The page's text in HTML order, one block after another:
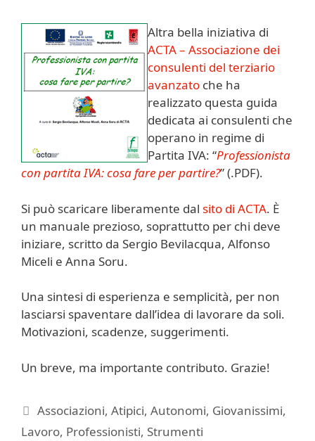
Altra bella iniziativa di
ACTA – Associazione dei
consulenti del terziario
avanzato che ha
realizzato questa guida
dedicata ai consulenti che
operano in regime di
Partita IVA: “Professionista
con partita IVA: cosa fare per partire?” (.PDF).
Si può scaricare liberamente dal sito di ACTA. È
un manuale prezioso, soprattutto per chi deve
iniziare, scritto da Sergio Bevilacqua, Alfonso
Miceli e Anna Soru.
Una sintesi di esperienza e semplicità, per non
lasciarsi spaventare dall’idea di lavorare da soli.
Motivazioni, scadenze, suggerimenti.
Un breve, ma importante contributo. Grazie!
Categorie
Associazioni,Atipici,Autonomi, Giovanissimi,
Lavoro, Professionisti, Strumenti